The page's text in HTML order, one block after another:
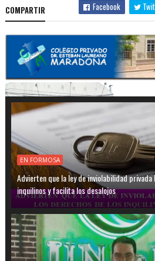
COMPARTIR Facebook
EN FORMOSA
Advierten que la ley de inviolabilidad
inquilinos y facilita los desalojos